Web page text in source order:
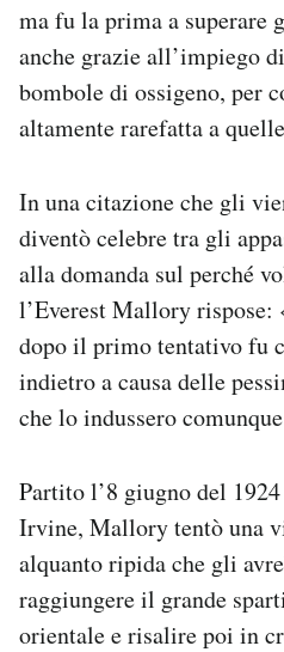
ma fu la prima a
anche grazie all’impiego
bombole di ossigeno, per
altamente rarefatta a
In una citazione che gli
diventò celebre tra gli
alla domanda sul perché
l’Everest Mallory rispose:
dopo il primo tentativo fu
indietro a causa delle
che lo indussero
Partito l’8 giugno del
Irvine, Mallory tentò una
alquanto ripida che gli
raggiungere il grande
orientale e risalire poi in